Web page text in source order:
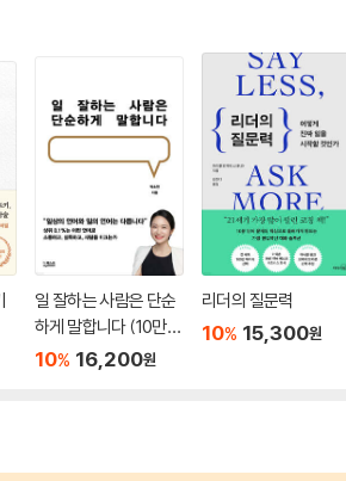
일 잘하는 사람은 단순
하게 말합니다 (10만부
기념 리커버)
10% 16,200원
리더의 질문력
10% 15,300원